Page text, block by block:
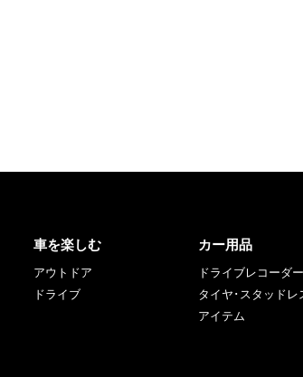
車を楽しむ
アウトドア
ドライブ
カー用品
ドライブレコーダー
タイヤ･スタッドレ
アイテム